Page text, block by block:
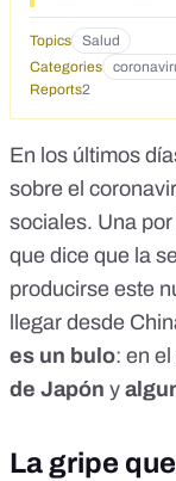
Topics Salud
Categories
Reports2
En los últimos
sobre el
sociales. Una
que dice que la
producirse este
llegar desde
es un bulo: en
de Japón y
La gripe